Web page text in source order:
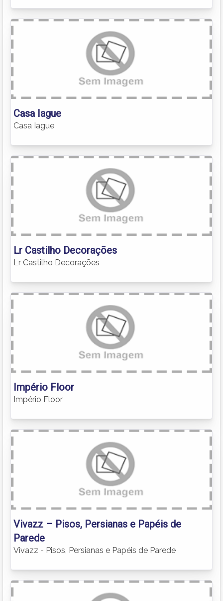
Casa Iague
Casa Iague
Lr Castilho Decorações
Lr Castilho Decorações
Império Floor
Império Floor
Vivazz – Pisos, Persianas e Papéis de
Parede
Vivazz - Pisos, Persianas e Papéis de Parede